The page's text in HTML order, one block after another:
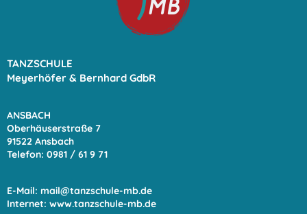
TANZSCHULE
Meyerhöfer & Bernhard GdbR
ANSBACH
Oberhäuserstraße 7
91522 Ansbach
Telefon: 0981 / 61 9 71
E-Mail: mail@tanzschule-mb.de
Internet: www.tanzschule-mb.de